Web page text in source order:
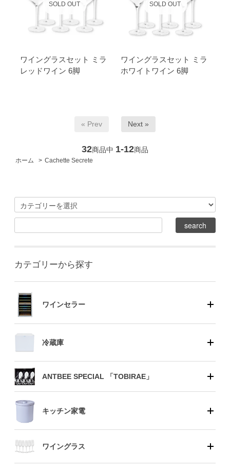
SOLD OUT
ワイングラスセット ミラ
レッドワイン 6脚
SOLD OUT
ワイングラスセット ミラ
ホワイトワイン 6脚
« Prev Next »
32商品中 1-12商品
ホーム > Cachette Secrete
カテゴリーから探す
ワインセラー
冷蔵庫
ANTBEE SPECIAL 「TOBIRAE」
キッチン家電
ワイングラス